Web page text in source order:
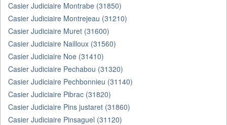
Casier Judiciaire Montrabe (31850)
Casier Judiciaire Montrejeau (31210)
Casier Judiciaire Muret (31600)
Casier Judiciaire Nailloux (31560)
Casier Judiciaire Noe (31410)
Casier Judiciaire Pechabou (31320)
Casier Judiciaire Pechbonnieu (31140)
Casier Judiciaire Pibrac (31820)
Casier Judiciaire Pins justaret (31860)
Casier Judiciaire Pinsaguel (31120)